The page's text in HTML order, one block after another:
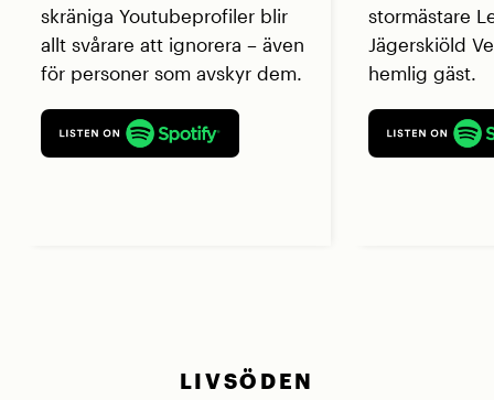
skräniga Youtubeprofiler blir
allt svårare att ignorera – även
för personer som avskyr dem.
stormästare
Jägerskiöld
hemlig gäst.
LIVSÖDEN